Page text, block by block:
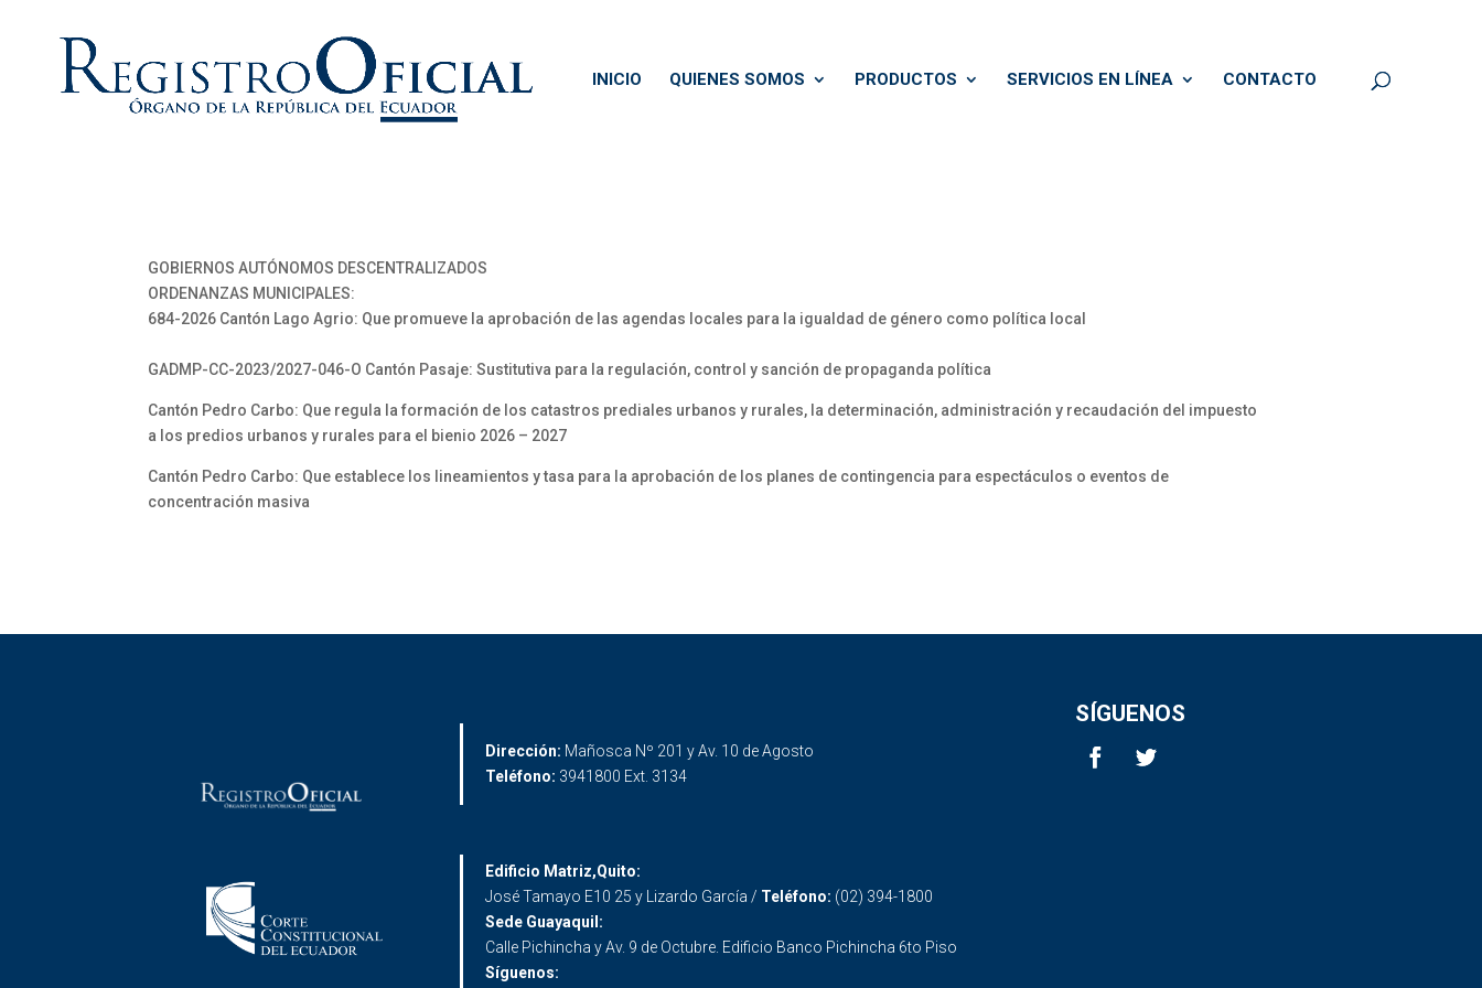
INICIO QUIENES SOMOS PRODUCTOS SERVICIOS EN LÍNEA CONTACTO
GOBIERNOS AUTÓNOMOS DESCENTRALIZADOS
ORDENANZAS MUNICIPALES:
684-2026 Cantón Lago Agrio: Que promueve la aprobación de las agendas locales para la igualdad de género como política local
GADMP-CC-2023/2027-046-O Cantón Pasaje: Sustitutiva para la regulación, control y sanción de propaganda política
Cantón Pedro Carbo: Que regula la formación de los catastros prediales urbanos y rurales, la determinación, administración y recaudación del impuesto
a los predios urbanos y rurales para el bienio 2026 – 2027
Cantón Pedro Carbo: Que establece los lineamientos y tasa para la aprobación de los planes de contingencia para espectáculos o eventos de
concentración masiva
Dirección: Mañosca Nº 201 y Av. 10 de Agosto
Teléfono: 3941800 Ext. 3134
SÍGUENOS
Edificio Matriz,Quito:
José Tamayo E10 25 y Lizardo García / Teléfono: (02) 394-1800
Sede Guayaquil:
Calle Pichincha y Av. 9 de Octubre. Edificio Banco Pichincha 6to Piso
Síguenos: